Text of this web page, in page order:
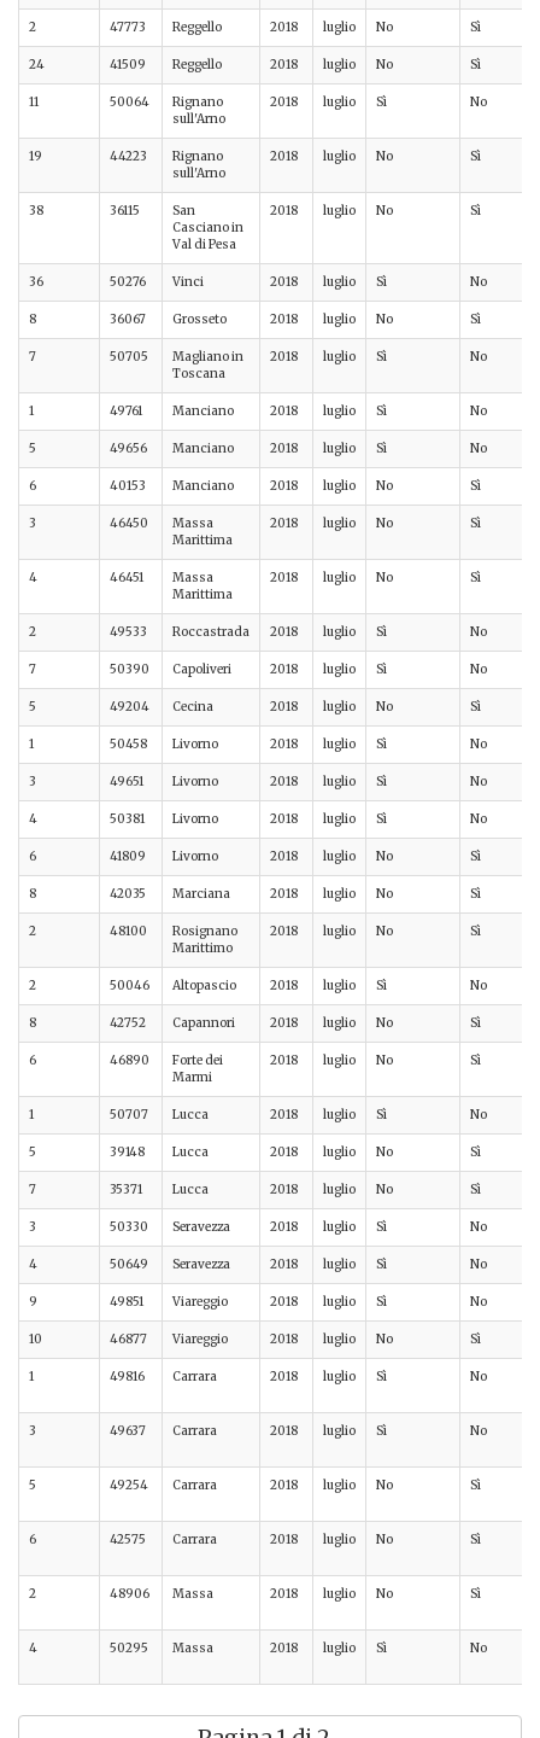
2 47773 Reggello 2018 luglio No Sì
24 41509 Reggello 2018 luglio No Sì
11 50064
Rignano
sull'Arno
2018 luglio Sì No
19 44223
Rignano
sull'Arno
2018 luglio No Sì
38 36115
San
Casciano in
Val di Pesa
2018 luglio No Sì
36 50276 Vinci 2018 luglio Sì No
8 36067 Grosseto 2018 luglio No Sì
7 50705
Magliano in
Toscana
2018 luglio Sì No
1 49761 Manciano 2018 luglio Sì No
5 49656 Manciano 2018 luglio Sì No
6 40153 Manciano 2018 luglio No Sì
3 46450
Massa
Marittima
2018 luglio No Sì
4 46451
Massa
Marittima
2018 luglio No Sì
2 49533 Roccastrada 2018 luglio Sì No
7 50390 Capoliveri 2018 luglio Sì No
5 49204 Cecina 2018 luglio No Sì
1 50458 Livorno 2018 luglio Sì No
3 49651 Livorno 2018 luglio Sì No
4 50381 Livorno 2018 luglio Sì No
6 41809 Livorno 2018 luglio No Sì
8 42035 Marciana 2018 luglio No Sì
2 48100
Rosignano
Marittimo
2018 luglio No Sì
2 50046 Altopascio 2018 luglio Sì No
8 42752 Capannori 2018 luglio No Sì
6 46890
Forte dei
Marmi
2018 luglio No Sì
1 50707 Lucca 2018 luglio Sì No
5 39148 Lucca 2018 luglio No Sì
7 35371 Lucca 2018 luglio No Sì
3 50330 Seravezza 2018 luglio Sì No
4 50649 Seravezza 2018 luglio Sì No
9 49851 Viareggio 2018 luglio Sì No
10 46877 Viareggio 2018 luglio No Sì
1 49816 Carrara 2018 luglio Sì No
3 49637 Carrara 2018 luglio Sì No
5 49254 Carrara 2018 luglio No Sì
6 42575 Carrara 2018 luglio No Sì
2 48906 Massa 2018 luglio No Sì
4 50295 Massa 2018 luglio Sì No